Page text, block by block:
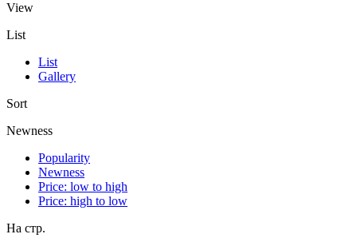
View
List
List
Gallery
Sort
Newness
Popularity
Newness
Price: low to high
Price: high to low
На стр.